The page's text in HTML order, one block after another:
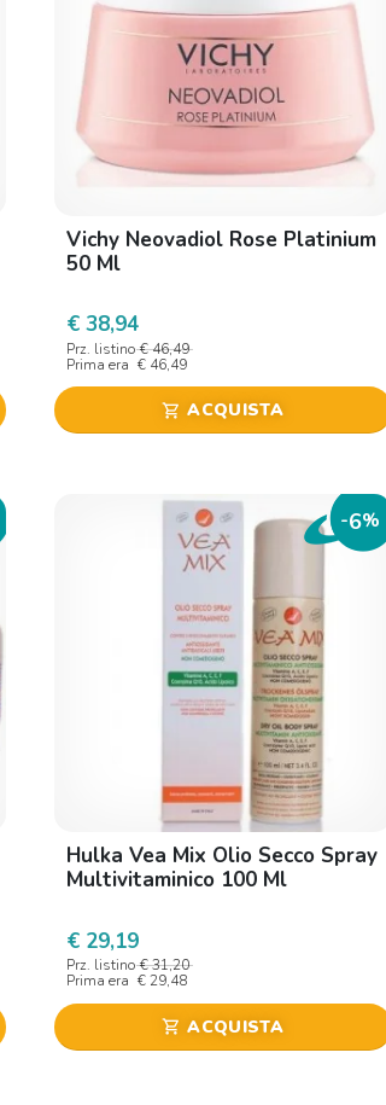
Vichy Neovadiol Rose Platinium
50 Ml
€ 38,94
Prz. listino € 46,49
Prima era € 46,49
shopping_cart ACQUISTA
-6%
Hulka Vea Mix Olio Secco Spray
Multivitaminico 100 Ml
€ 29,19
Prz. listino € 31,20
Prima era € 29,48
shopping_cart ACQUISTA